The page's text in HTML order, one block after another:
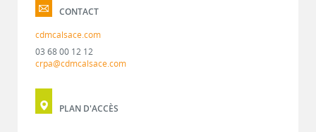
CONTACT
cdmcalsace.com
03 68 00 12 12
crpa@cdmcalsace.com
PLAN D'ACCÈS